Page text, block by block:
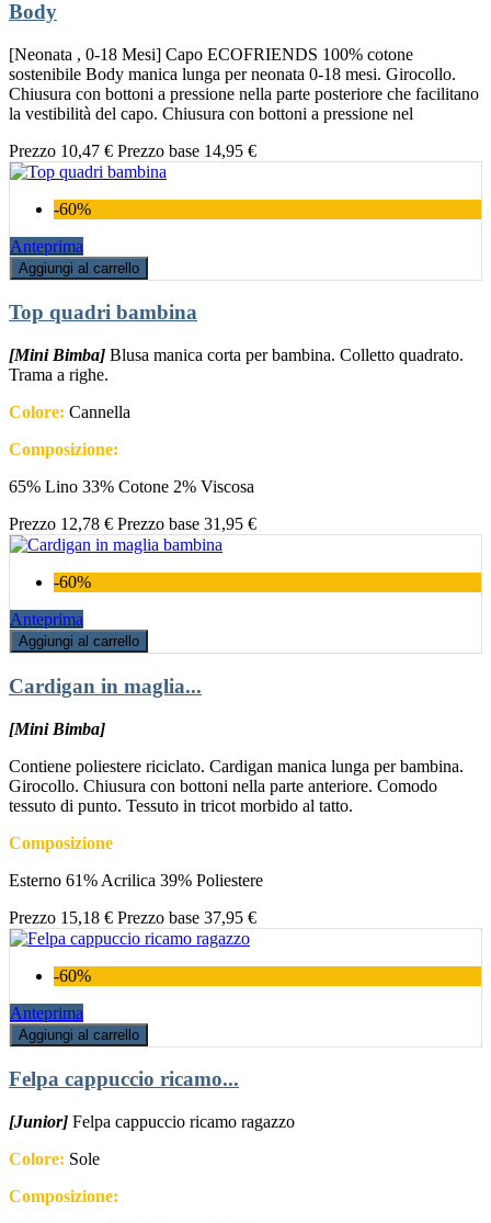
Body
[Neonata , 0-18 Mesi] Capo ECOFRIENDS 100% cotone
sostenibile Body manica lunga per neonata 0-18 mesi. Girocollo.
Chiusura con bottoni a pressione nella parte posteriore che facilitano
la vestibilità del capo. Chiusura con bottoni a pressione nel
Prezzo 10,47 € Prezzo base 14,95 €
-60%
Anteprima
Aggiungi al carrello
Top quadri bambina
[Mini Bimba] Blusa manica corta per bambina. Colletto quadrato.
Trama a righe.
Colore: Cannella
Composizione:
65% Lino 33% Cotone 2% Viscosa
Prezzo 12,78 € Prezzo base 31,95 €
-60%
Anteprima
Aggiungi al carrello
Cardigan in maglia...
[Mini Bimba]
Contiene poliestere riciclato. Cardigan manica lunga per bambina.
Girocollo. Chiusura con bottoni nella parte anteriore. Comodo
tessuto di punto. Tessuto in tricot morbido al tatto.
Composizione
Esterno 61% Acrilica 39% Poliestere
Prezzo 15,18 € Prezzo base 37,95 €
-60%
Anteprima
Aggiungi al carrello
Felpa cappuccio ricamo...
[Junior] Felpa cappuccio ricamo ragazzo
Colore: Sole
Composizione: